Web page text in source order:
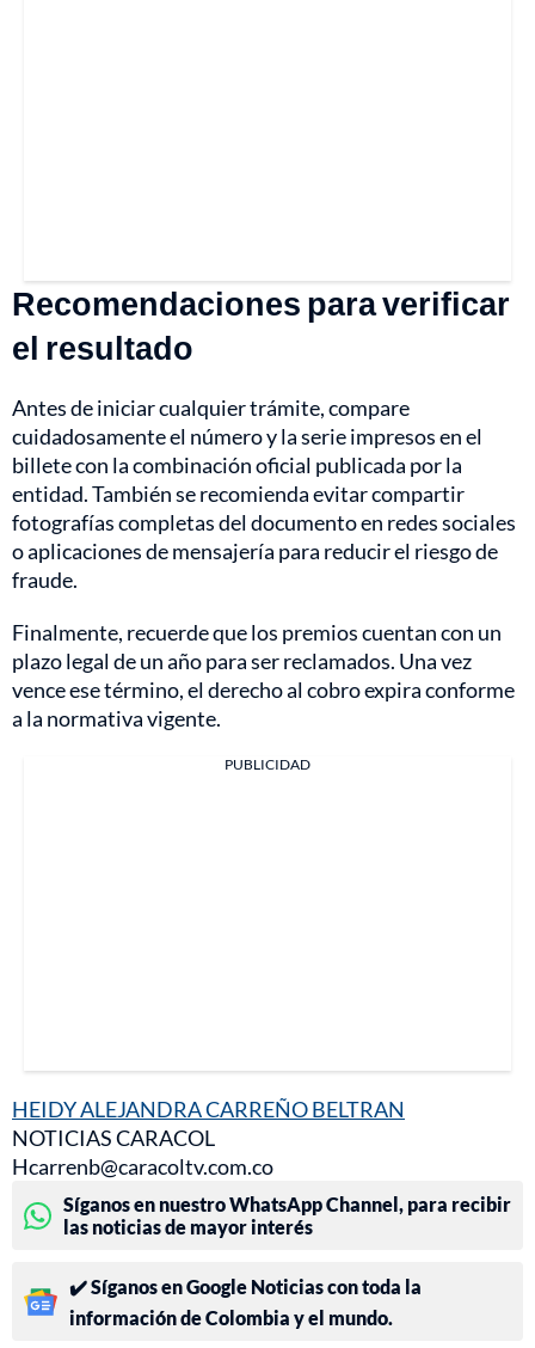
Recomendaciones para verificar
el resultado
Antes de iniciar cualquier trámite, compare
cuidadosamente el número y la serie impresos en el
billete con la combinación oficial publicada por la
entidad. También se recomienda evitar compartir
fotografías completas del documento en redes sociales
o aplicaciones de mensajería para reducir el riesgo de
fraude.
Finalmente, recuerde que los premios cuentan con un
plazo legal de un año para ser reclamados. Una vez
vence ese término, el derecho al cobro expira conforme
a la normativa vigente.
PUBLICIDAD
HEIDY ALEJANDRA CARREÑO BELTRAN
NOTICIAS CARACOL
Hcarrenb@caracoltv.com.co
Síganos en nuestro WhatsApp Channel, para recibir
las noticias de mayor interés
✔️ Síganos en Google Noticias con toda la
información de Colombia y el mundo.